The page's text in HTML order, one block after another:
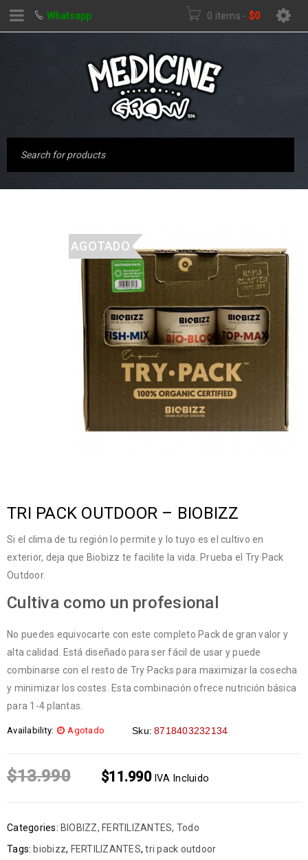
Whatsapp 0 items - $0
AGOTADO
TRI PACK OUTDOOR – BIOBIZZ
Si el clima de tu región lo permite y lo tuyo es el cultivo en
exterior, deja que Biobizz te facilite la vida. Prueba el Try·Pack
Outdoor.
Cultiva como un profesional
No puedes equivocarte con este completo Pack de gran valor y
alta calidad. Está diseñado para ser fácil de usar y puede
combinarse con el resto de Try·Packs para maximizar la cosecha
y minimizar los costes. Esta combinación ofrece nutrición básica
para 1-4 plantas.
Availability: Agotado Sku: 8718403232134
$13.990 $11.990 IVA Incluido
Categories: BIOBIZZ, FERTILIZANTES, Todo
Tags: biobizz, FERTILIZANTES,tri pack outdoor